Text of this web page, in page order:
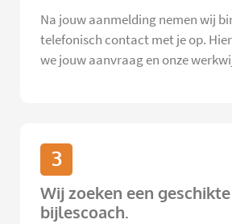
Na jouw aanmelding nemen wij
telefonisch contact met je op.
we jouw aanvraag en onze
3
Wij zoeken een geschikte
bijlescoach.